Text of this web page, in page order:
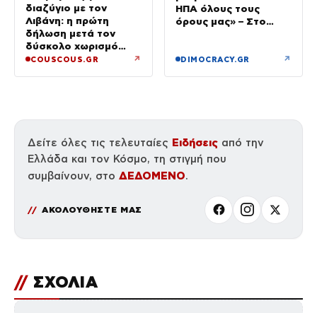
διαζύγιο με τον
Λιβάνη: η πρώτη
δήλωση μετά τον
δύσκολο χωρισμό
«Όποιος έχει…»
COUSCOUS.GR ↗
ΗΠΑ όλους τους
όρους μας» – Στο
DIMOCRACY.GR ↗
Δείτε όλες τις τελευταίες Ειδήσεις από την
Ελλάδα και τον Κόσμο, τη στιγμή που
συμβαίνουν, στο ΔΕΔΟΜΕΝΟ.
ΑΚΟΛΟΥΘΗΣΤΕ ΜΑΣ
// ΣΧΟΛΙΑ